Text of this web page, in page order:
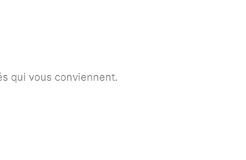
qui vous conviennent.